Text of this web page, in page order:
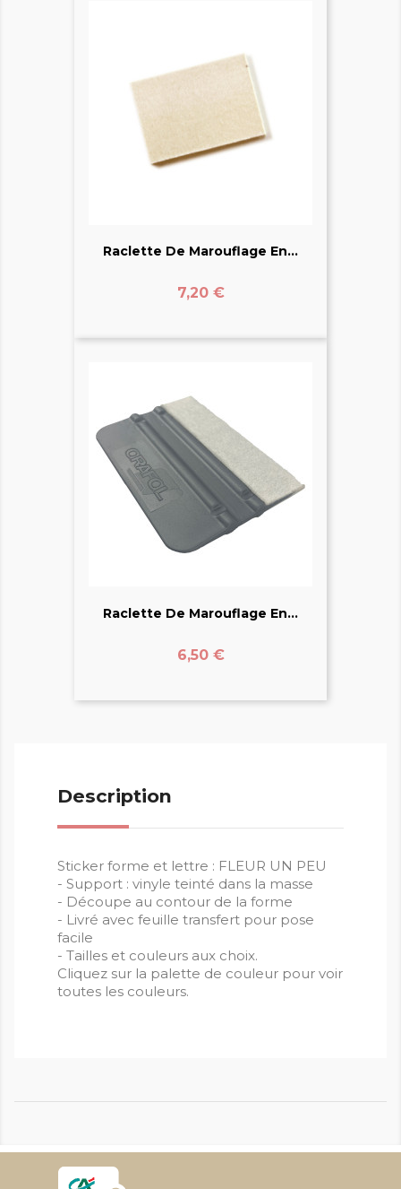
Raclette De Marouflage En...
Prix
7,20 €
Raclette De Marouflage En...
Prix
6,50 €
Description
Sticker forme et lettre : FLEUR UN PEU
- Support : vinyle teinté dans la masse
- Découpe au contour de la forme
- Livré avec feuille transfert pour pose
facile
- Tailles et couleurs aux choix.
Cliquez sur la palette de couleur pour voir
toutes les couleurs.